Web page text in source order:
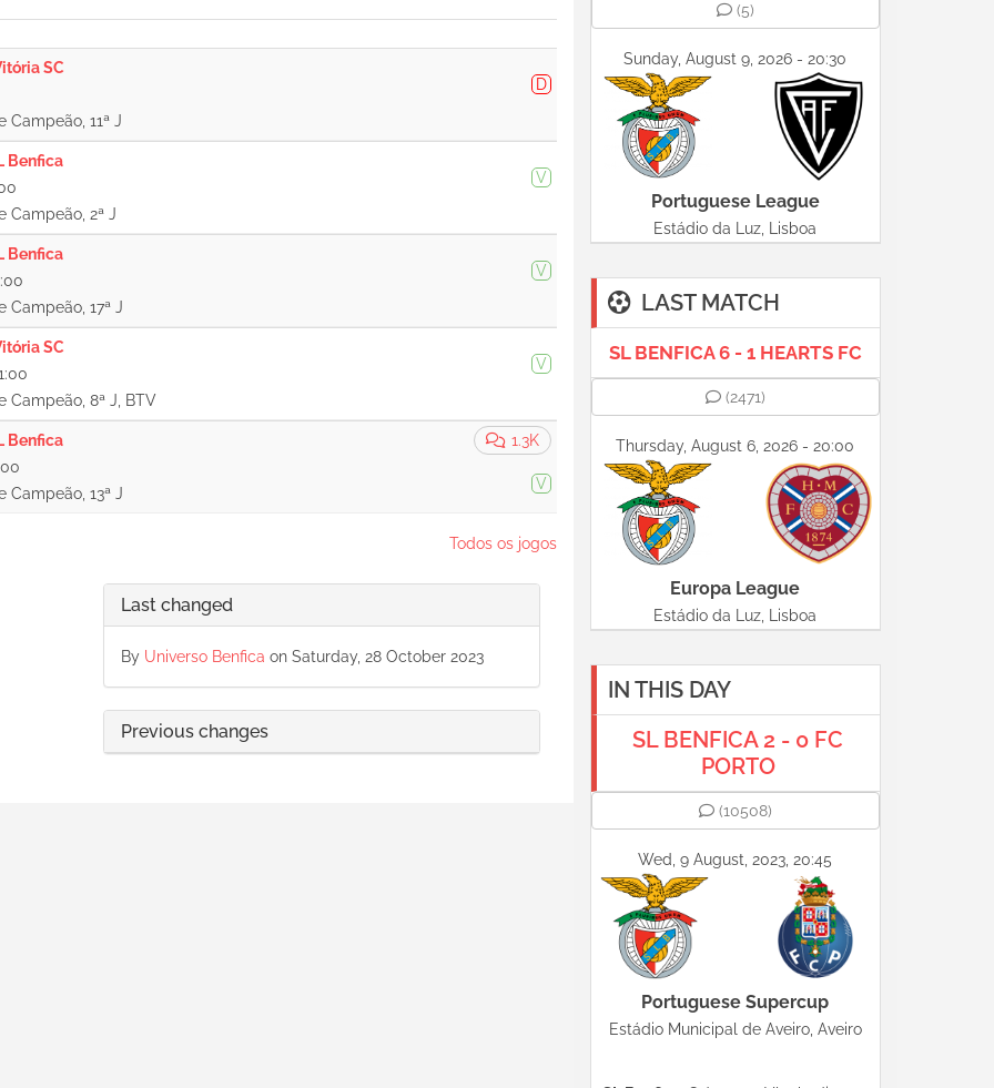
D
SC
Campeão, 11ª J
V
Benfica
Campeão, 2ª J
V
Benfica
Campeão, 17ª J
V
SC
Campeão, 8ª J, BTV
1.3K
V
Benfica
Campeão, 13ª J
Todos os jogos
Last changed
By Universo Benfica on Saturday, 28 October 2023
Previous changes
(5)
Sunday, August 9, 2026 - 20:30
Portuguese League
Estádio da Luz, Lisboa
LAST MATCH
SL BENFICA 6 - 1 HEARTS FC
(2471)
Thursday, August 6, 2026 - 20:00
Europa League
Estádio da Luz, Lisboa
IN THIS DAY
SL BENFICA 2 - 0 FC
PORTO
(10508)
Wed, 9 August, 2023, 20:45
Portuguese Supercup
Estádio Municipal de Aveiro, Aveiro